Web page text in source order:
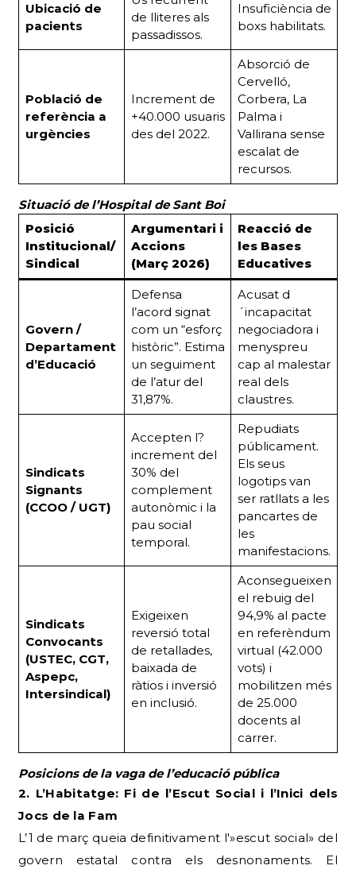
Ubicació de
pacients
de lliteres als
passadissos.
Insuficiència de
boxs habilitats.
Població de
referència a
urgències
Increment de
+40.000 usuaris
des del 2022.
Absorció de
Cervelló,
Corbera, La
Palma i
Vallirana sense
escalat de
recursos.
Situació de l’Hospital de Sant Boi
Posició
Institucional/
Sindical
Argumentari i
Accions
(Març 2026)
Reacció de
les Bases
Educatives
Govern /
Departament
d’Educació
Defensa
l’acord signat
com un “esforç
històric”. Estima
un seguiment
de l’atur del
31,87%.
Acusat d
´incapacitat
negociadora i
menyspreu
cap al malestar
real dels
claustres.
Sindicats
Signants
(CCOO / UGT)
Accepten l?
increment del
30% del
complement
autonòmic i la
pau social
temporal.
Repudiats
públicament.
Els seus
logotips van
ser ratllats a les
pancartes de
les
manifestacions.
Sindicats
Convocants
(USTEC, CGT,
Aspepc,
Intersindical)
Exigeixen
reversió total
de retallades,
baixada de
ràtios i inversió
en inclusió.
Aconsegueixen
el rebuig del
94,9% al pacte
en referèndum
virtual (42.000
vots) i
mobilitzen més
de 25.000
docents al
carrer.
Posicions de la vaga de l’educació pública
2. L’Habitatge: Fi de l’Escut Social i l’Inici dels
Jocs de la Fam
L’1 de març queia definitivament l'»escut social» del
govern estatal contra els desnonaments. El